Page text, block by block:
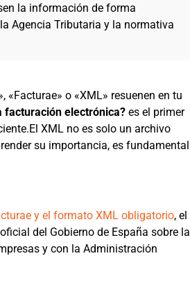
la información de forma
Agencia Tributaria y la normativa
o «XML» resuenen en tu
facturación electrónica? es el primer
XML no es solo un archivo
su importancia, es fundamental
y el formato XML obligatorio, el
del Gobierno de España sobre la
y con la Administración